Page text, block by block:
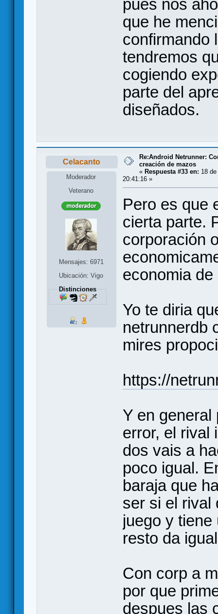
pues nos
que he
confirmando
tendremos
cogiendo
parte del
diseñados.
Celacanto
Moderador
Veterano
Mensajes: 6971
Ubicación: Vigo
Distinciones
Re:Android Netrunner:
creación de mazos
« Respuesta #33 en: 18
20:41:16 »
Pero es que
cierta parte.
corporación
economia
Yo te diria
netrunnerdb
mires
https://
Y en general
error, el rival
dos vais a
poco igual.
baraja que
ser si el rival
juego y tiene
resto da
Con corp a
por que
despues las